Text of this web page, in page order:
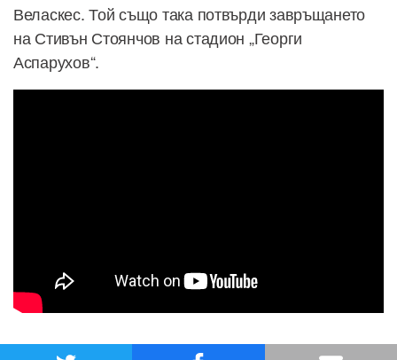
Веласкес. Той също така потвърди завръщането
на Стивън Стоянчов на стадион „Георги
Аспарухов“.